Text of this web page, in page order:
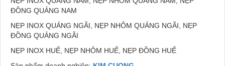
ĐỒNG QUẢNG NAM
NẸP INOX QUẢNG NGÃI, NẸP NHÔM QUẢNG NGÃI, NẸP
ĐỒNG QUẢNG NGÃI
NẸP INOX HUẾ, NẸP NHÔM HUẾ, NẸP ĐỒNG HUẾ